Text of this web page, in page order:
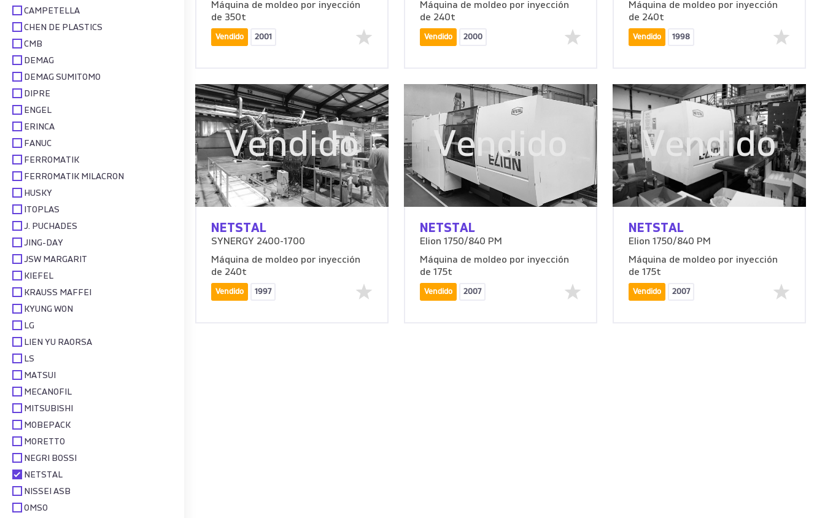
CAMPETELLA
CHEN DE PLASTICS
CMB
DEMAG
DEMAG SUMITOMO
DIPRE
ENGEL
ERINCA
FANUC
FERROMATIK
FERROMATIK MILACRON
HUSKY
ITOPLAS
J. PUCHADES
JING-DAY
JSW MARGARIT
KIEFEL
KRAUSS MAFFEI
KYUNG WON
LG
LIEN YU RAORSA
LS
MATSUI
MECANOFIL
MITSUBISHI
MOBEPACK
MORETTO
NEGRI BOSSI
NETSTAL
NISSEI ASB
OMSO
Máquina de moldeo por inyección
de 350t
Vendido 2001
Máquina de moldeo por inyección
de 240t
Vendido 2000
Máquina de moldeo por inyección
de 240t
Vendido 1998
Vendido
NETSTAL
SYNERGY 2400-1700
Máquina de moldeo por inyección
de 240t
Vendido 1997
Vendido
NETSTAL
Elion 1750/840 PM
Máquina de moldeo por inyección
de 175t
Vendido 2007
Vendido
NETSTAL
Elion 1750/840 PM
Máquina de moldeo por inyección
de 175t
Vendido 2007